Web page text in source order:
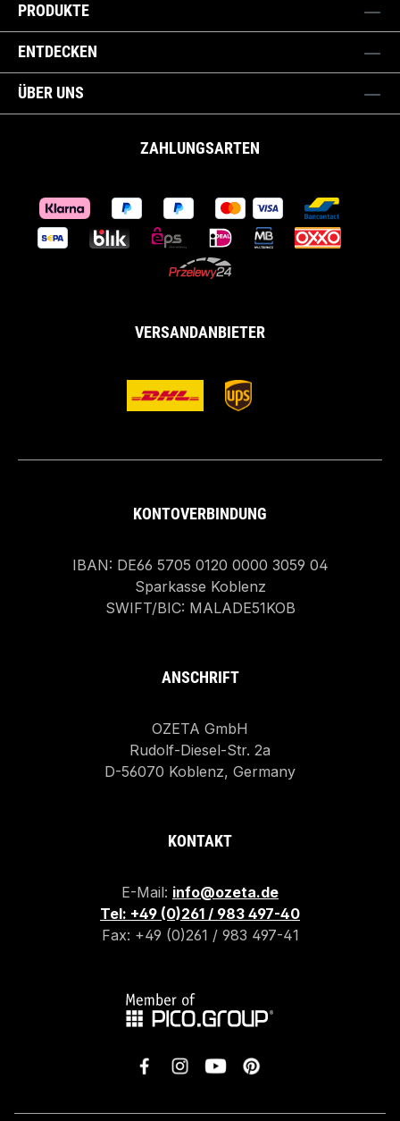
PRODUKTE
ENTDECKEN
ÜBER UNS
ZAHLUNGSARTEN
VERSANDANBIETER
KONTOVERBINDUNG
IBAN: DE66 5705 0120 0000 3059 04
Sparkasse Koblenz
SWIFT/BIC: MALADE51KOB
ANSCHRIFT
OZETA GmbH
Rudolf-Diesel-Str. 2a
D-56070 Koblenz, Germany
KONTAKT
E-Mail: info@ozeta.de
Tel: +49 (0)261 / 983 497-40
Fax: +49 (0)261 / 983 497-41